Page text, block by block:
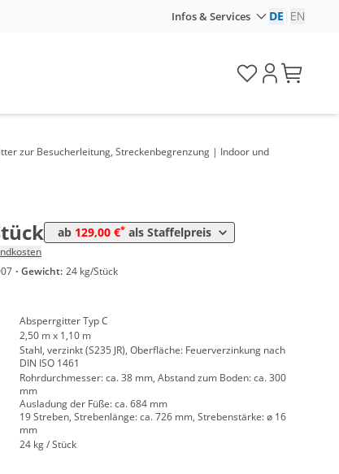
Infos & Services DE EN
zur Besucherleitung, Streckenbegrenzung | Indoor und
ab 129,00 €* als Staffelpreis
Preis
129,00 €
· Gewicht: 24 kg/Stück
Absperrgitter Typ C
2,50 m x 1,10 m
Stahl, verzinkt (S235 JR), Oberfläche: Feuerverzinkung nach
DIN ISO 1461
Rohrdurchmesser: ca. 38 mm, Abstand zum Boden: ca. 300
mm
Ausladung der Füße: ca. 684 mm
19 Streben, Strebenlänge: ca. 726 mm, Strebenstärke: ø 16
mm
24 kg / Stück